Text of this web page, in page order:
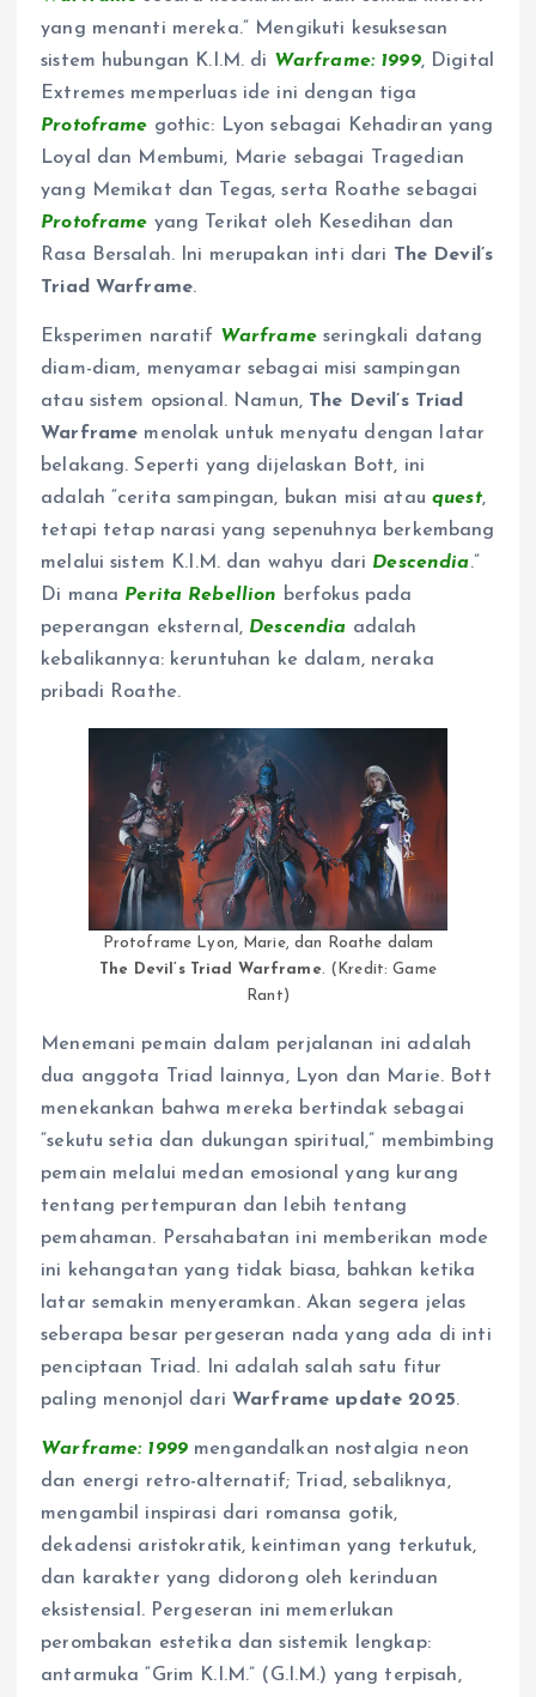
yang menanti mereka.” Mengikuti kesuksesan
sistem hubungan K.I.M. di Warframe: 1999, Digital
Extremes memperluas ide ini dengan tiga
Protoframe gothic: Lyon sebagai Kehadiran yang
Loyal dan Membumi, Marie sebagai Tragedian
yang Memikat dan Tegas, serta Roathe sebagai
Protoframe yang Terikat oleh Kesedihan dan
Rasa Bersalah. Ini merupakan inti dari The Devil’s
Triad Warframe.
Eksperimen naratif Warframeseringkali datang
diam-diam, menyamar sebagai misi sampingan
atau sistem opsional. Namun, The Devil’s Triad
Warframe menolak untuk menyatu dengan latar
belakang. Seperti yang dijelaskan Bott, ini
adalah “cerita sampingan, bukan misi atau quest,
tetapi tetap narasi yang sepenuhnya berkembang
melalui sistem K.I.M. dan wahyu dari Descendia.”
Di mana Perita Rebellion berfokus pada
peperangan eksternal, Descendia adalah
kebalikannya: keruntuhan ke dalam, neraka
pribadi Roathe.
Protoframe Lyon, Marie, dan Roathe dalam
The Devil’s Triad Warframe. (Kredit: Game
Rant)
Menemani pemain dalam perjalanan ini adalah
dua anggota Triad lainnya, Lyon dan Marie. Bott
menekankan bahwa mereka bertindak sebagai
“sekutu setia dan dukungan spiritual,” membimbing
pemain melalui medan emosional yang kurang
tentang pertempuran dan lebih tentang
pemahaman. Persahabatan ini memberikan mode
ini kehangatan yang tidak biasa, bahkan ketika
latar semakin menyeramkan. Akan segera jelas
seberapa besar pergeseran nada yang ada di inti
penciptaan Triad. Ini adalah salah satu fitur
paling menonjol dari Warframe update 2025.
Warframe: 1999 mengandalkan nostalgia neon
dan energi retro-alternatif; Triad, sebaliknya,
mengambil inspirasi dari romansa gotik,
dekadensi aristokratik, keintiman yang terkutuk,
dan karakter yang didorong oleh kerinduan
eksistensial. Pergeseran ini memerlukan
perombakan estetika dan sistemik lengkap:
antarmuka “Grim K.I.M.” (G.I.M.) yang terpisah,